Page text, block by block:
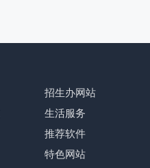
招生办网站
生活服务
推荐软件
特色网站